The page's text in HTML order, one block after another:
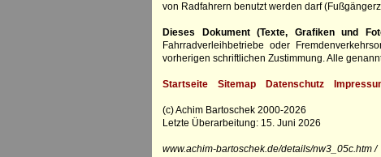
von Radfahrern benutzt werden darf
Dieses Dokument (Texte, Grafiken und
Fahrradverleihbetriebe oder
vorherigen schriftlichen Zustimmung. Alle
Startseite Sitemap Datenschutz
(c) Achim Bartoschek 2000-2026
Letzte Überarbeitung: 15. Juni 2026
www.achim-bartoschek.de/details/nw3_05c.htm /